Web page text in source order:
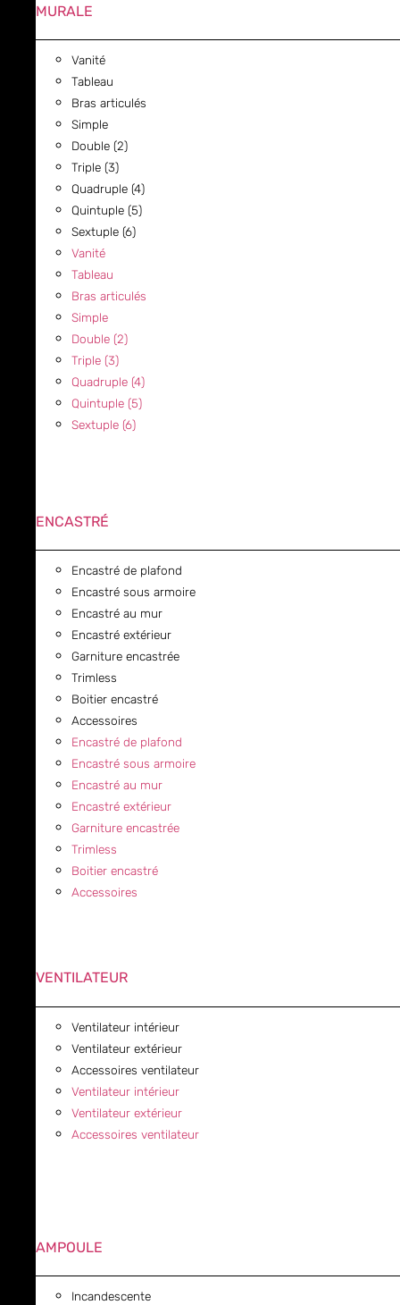
MURALE
Vanité
Tableau
Bras articulés
Simple
Double (2)
Triple (3)
Quadruple (4)
Quintuple (5)
Sextuple (6)
Vanité
Tableau
Bras articulés
Simple
Double (2)
Triple (3)
Quadruple (4)
Quintuple (5)
Sextuple (6)
ENCASTRÉ
Encastré de plafond
Encastré sous armoire
Encastré au mur
Encastré extérieur
Garniture encastrée
Trimless
Boitier encastré
Accessoires
Encastré de plafond
Encastré sous armoire
Encastré au mur
Encastré extérieur
Garniture encastrée
Trimless
Boitier encastré
Accessoires
VENTILATEUR
Ventilateur intérieur
Ventilateur extérieur
Accessoires ventilateur
Ventilateur intérieur
Ventilateur extérieur
Accessoires ventilateur
AMPOULE
Incandescente